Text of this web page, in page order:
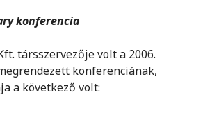
konferencia
társszervezője volt a 2006.
konferenciának,
a következő volt: